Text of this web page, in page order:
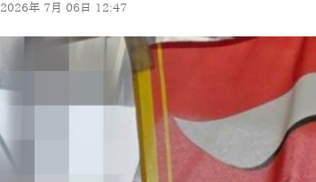
2026年 7月 06日 12:47